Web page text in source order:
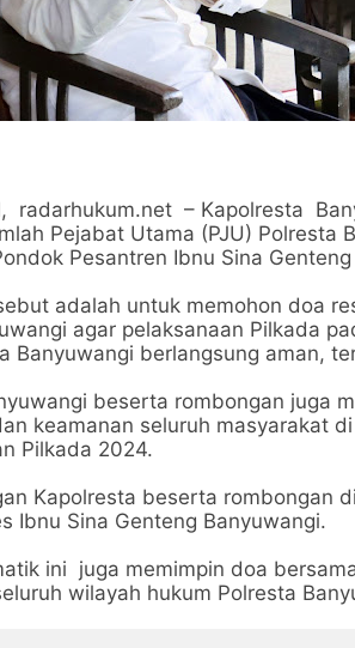
radarhukum.net – Kapolresta
Pejabat Utama (PJU) Polresta
Pesantren Ibnu Sina
adalah untuk memohon doa
agar pelaksanaan Pilkada
Banyuwangi berlangsung aman,
beserta rombongan juga
keamanan seluruh masyarakat
Pilkada 2024.
Kapolresta beserta rombongan
Ibnu Sina Genteng Banyuwangi.
ini juga memimpin doa
wilayah hukum Polresta